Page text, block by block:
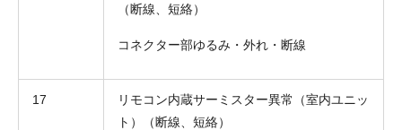
（断線、短絡）
コネクター部ゆるみ・外れ・断線
17
リモコン内蔵サーミスター異常（室内ユニッ
ト）（断線、短絡）